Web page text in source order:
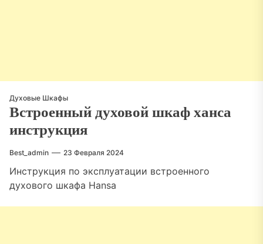
Духовые Шкафы
Встроенный духовой шкаф ханса
инструкция
Best_admin 23 Февраля 2024
Инструкция по эксплуатации встроенного
духового шкафа Hansa